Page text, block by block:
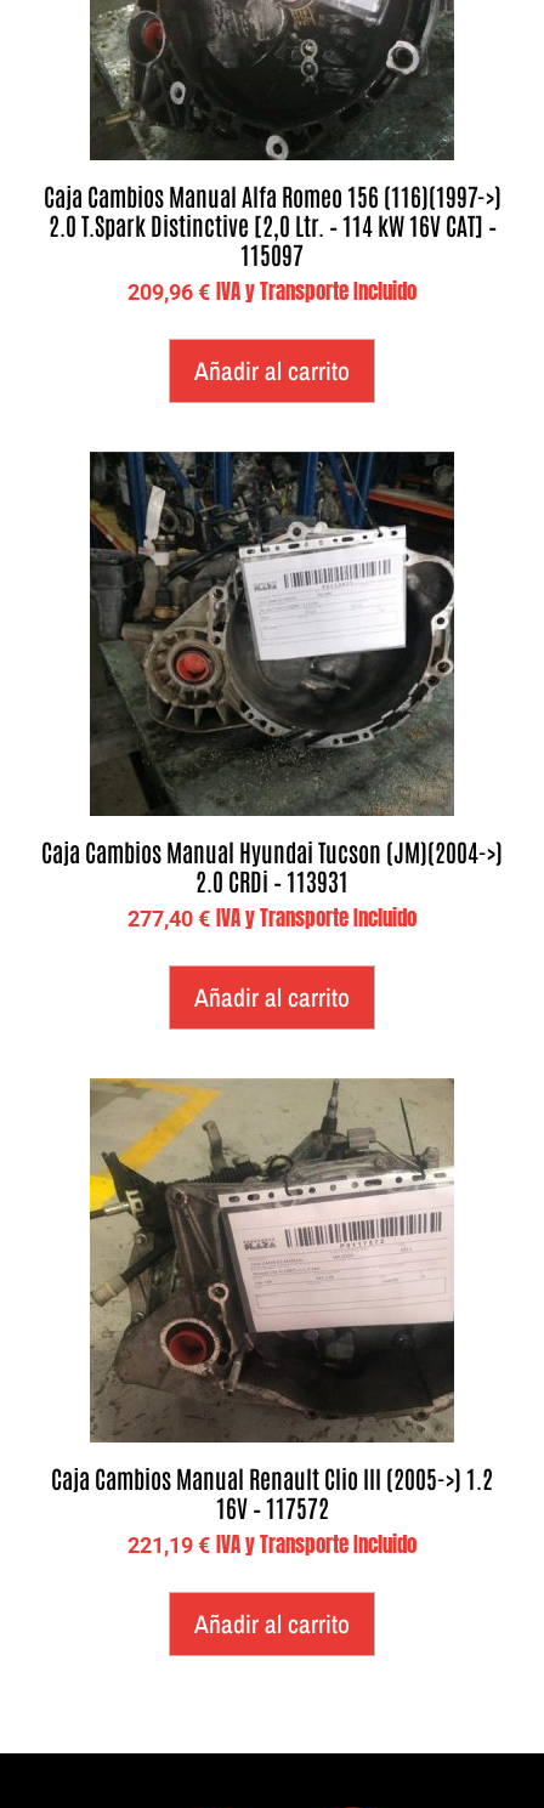
Caja Cambios Manual Alfa Romeo 156 (116)(1997->)
2.0 T.Spark Distinctive [2,0 Ltr. – 114 kW 16V CAT] –
115097
209,96€ IVA y Transporte Incluido
Añadir al carrito
Caja Cambios Manual Hyundai Tucson (JM)(2004->)
2.0 CRDi – 113931
277,40€ IVA y Transporte Incluido
Añadir al carrito
Caja Cambios Manual Renault Clio III (2005->) 1.2
16V – 117572
221,19€ IVA y Transporte Incluido
Añadir al carrito